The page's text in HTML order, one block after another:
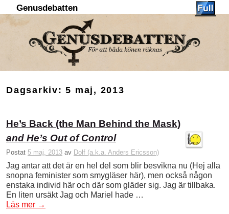
Genusdebatten
Dagsarkiv:5 maj, 2013
He’s Back (the Man Behind the Mask)
and He’s Out of Control
Postat 5 maj, 2013 av Dolf (a.k.a. Anders Ericsson)
Jag antar att det är en hel del som blir besvikna nu (Hej alla
snopna feminister som smygläser här), men också någon
enstaka individ här och där som gläder sig. Jag är tillbaka.
En liten ursäkt Jag och Mariel hade …
Läs mer →